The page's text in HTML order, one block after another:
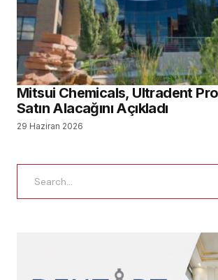
Mitsui Chemicals, Ultradent
Satın Alacağını Açıkladı
29 Haziran 2026